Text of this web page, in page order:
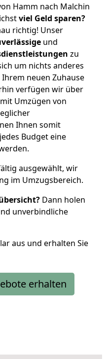
Hamm nach Malchin
viel Geld sparen?
richtig! Unser
und
zu
um nichts anderes
neuen Zuhause
verfügen wir über
Umzügen von
Ihnen somit
Budget eine
ausgewählt, wir
im Umzugsbereich.
Dann holen
unverbindliche
aus und erhalten Sie
erhalten